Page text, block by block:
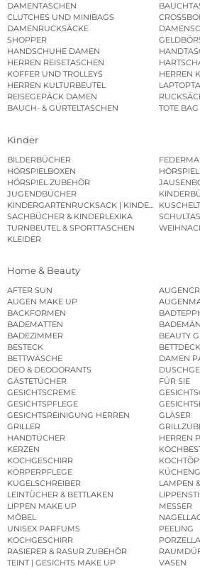
DAMENTASCHEN
CLUTCHES UND MINIBAGS
DAMENRUCKSÄCKE
SHOPPER
HANDSCHUHE DAMEN
HERREN REISETASCHEN
KOFFER UND TROLLEYS
HERREN
HERREN KULTURBEUTEL
REISEGEPÄCK DAMEN
BAUCH- & GÜRTELTASCHEN
TOTE BAG
Kinder
BILDERBÜCHER
HÖRSPIELBOXEN
HÖRSPIEL ZUBEHÖR
JUGENDBÜCHER
KINDERGARTENRUCKSACK |
SACHBÜCHER & KINDERLEXIKA
TURNBEUTEL & SPORTTASCHEN
KLEIDER
Home & Beauty
AFTER SUN
AUGEN MAKE UP
BACKFORMEN
BADEMATTEN
BADEZIMMER
BEAUTY
BESTECK
BETTWÄSCHE
DAMEN
DEO & DEODORANTS
GÄSTETÜCHER
FÜR SIE
GESICHTSCREME
GESICHTSPFLEGE
GESICHTSREINIGUNG HERREN
GLÄSER
GRILLER
HANDTÜCHER
HERREN
KERZEN
KOCHGESCHIRR
KÖRPERPFLEGE
KUGELSCHREIBER
LAMPEN
LEINTÜCHER & BETTLAKEN
LIPPEN MAKE UP
MESSER
MÖBEL
UNISEX PARFUMS
PEELING
KOCHGESCHIRR
RASIERER & RASUR ZUBEHÖR
TEINT | GESICHTS MAKE UP
VASEN